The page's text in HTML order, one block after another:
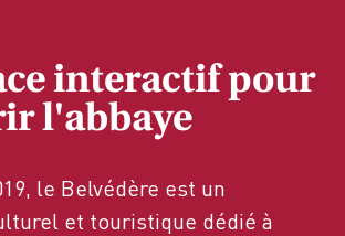
interactif pour
l'abbaye
le Belvédère est un
et touristique dédié à